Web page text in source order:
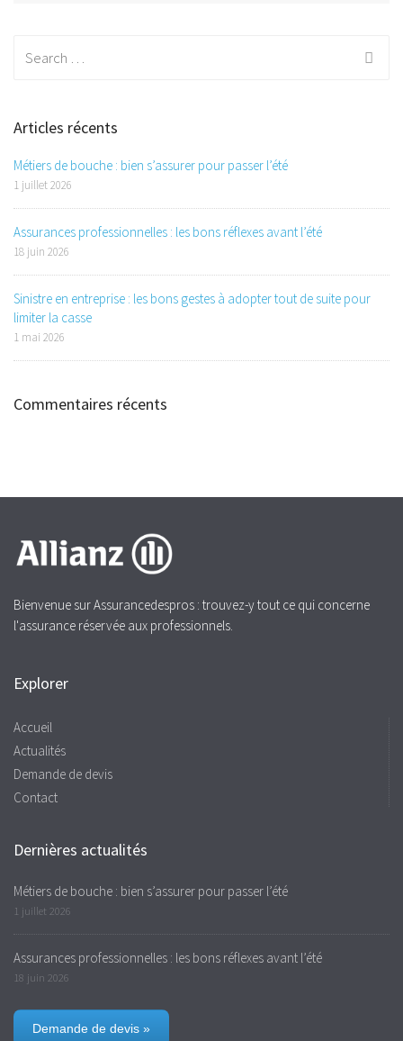
Articles récents
Métiers de bouche : bien s’assurer pour passer l’été
1 juillet 2026
Assurances professionnelles : les bons réflexes avant l’été
18 juin 2026
Sinistre en entreprise : les bons gestes à adopter tout de suite pour
limiter la casse
1 mai 2026
Commentaires récents
Bienvenue sur Assurancedespros : trouvez-y tout ce qui concerne
l'assurance réservée aux professionnels.
Explorer
Accueil
Actualités
Demande de devis
Contact
Dernières actualités
Métiers de bouche : bien s’assurer pour passer l’été
1 juillet 2026
Assurances professionnelles : les bons réflexes avant l’été
18 juin 2026
Demande de devis »